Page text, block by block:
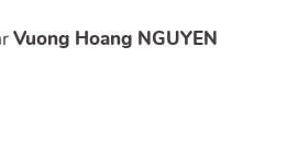
Vuong Hoang NGUYEN